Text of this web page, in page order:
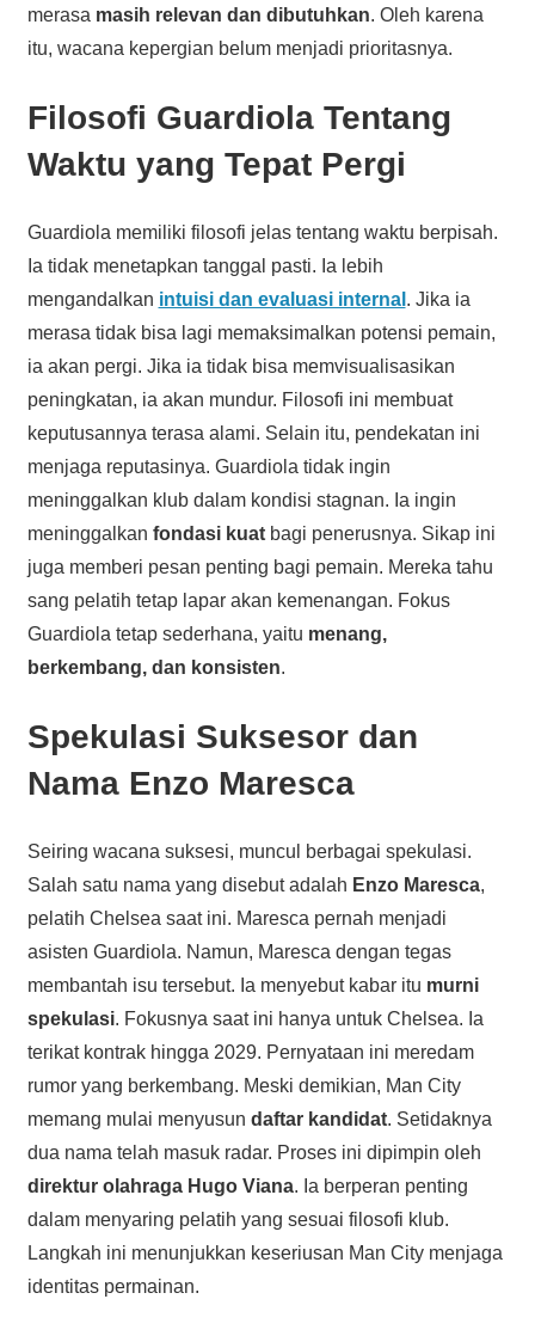
merasa masih relevan dan dibutuhkan. Oleh karena
itu, wacana kepergian belum menjadi prioritasnya.
Filosofi Guardiola Tentang
Waktu yang Tepat Pergi
Guardiola memiliki filosofi jelas tentang waktu berpisah.
Ia tidak menetapkan tanggal pasti. Ia lebih
mengandalkan intuisi dan evaluasi internal . Jika ia
merasa tidak bisa lagi memaksimalkan potensi pemain,
ia akan pergi. Jika ia tidak bisa memvisualisasikan
peningkatan, ia akan mundur. Filosofi ini membuat
keputusannya terasa alami. Selain itu, pendekatan ini
menjaga reputasinya. Guardiola tidak ingin
meninggalkan klub dalam kondisi stagnan. Ia ingin
meninggalkan fondasi kuatbagi penerusnya. Sikap ini
juga memberi pesan penting bagi pemain. Mereka tahu
sang pelatih tetap lapar akan kemenangan. Fokus
Guardiola tetap sederhana, yaitu menang,
berkembang, dan konsisten.
Spekulasi Suksesor dan
Nama Enzo Maresca
Seiring wacana suksesi, muncul berbagai spekulasi.
Salah satu nama yang disebut adalah Enzo Maresca,
pelatih Chelsea saat ini. Maresca pernah menjadi
asisten Guardiola. Namun, Maresca dengan tegas
membantah isu tersebut. Ia menyebut kabar itu murni
spekulasi. Fokusnya saat ini hanya untuk Chelsea. Ia
terikat kontrak hingga 2029. Pernyataan ini meredam
rumor yang berkembang. Meski demikian, Man City
memang mulai menyusun daftar kandidat. Setidaknya
dua nama telah masuk radar. Proses ini dipimpin oleh
direktur olahraga Hugo Viana. Ia berperan penting
dalam menyaring pelatih yang sesuai filosofi klub.
Langkah ini menunjukkan keseriusan Man City menjaga
identitas permainan.